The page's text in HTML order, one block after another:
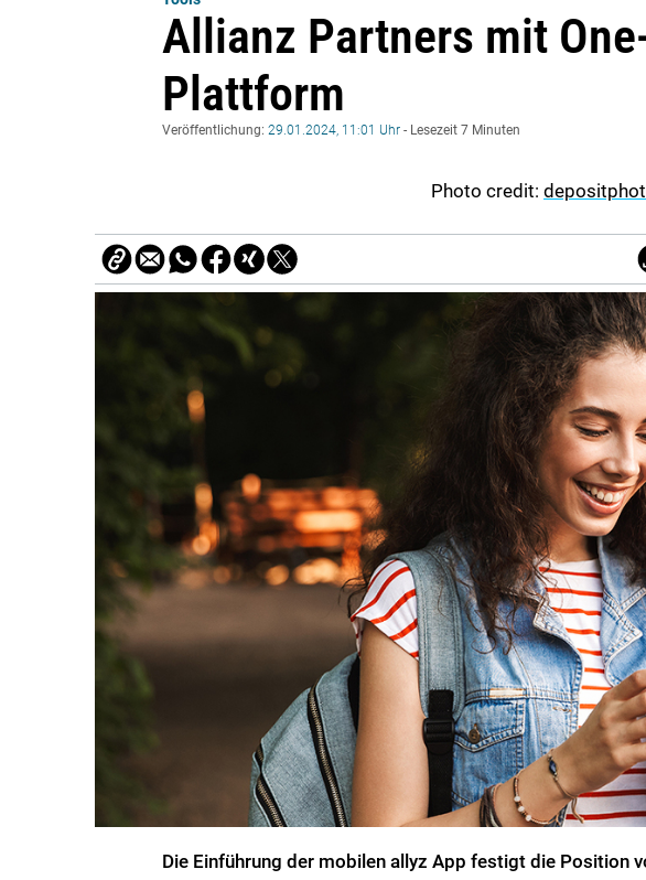
Allianz Partners mit
Plattform
Veröffentlichung: 29.01.2024, 11:01 Uhr - Lesezeit 7 Minuten
Photo credit:
Die Einführung der mobilen allyz App festigt die Position